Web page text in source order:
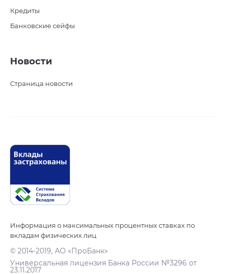
Кредиты
Банковские сейфы
Новости
Страница новости
Информация о максимальных процентных ставках по
вкладам физических лиц
© 2014-2019, АО «ПроБанк»
Универсальная лицензия Банка России №3296 от
23.11.2017